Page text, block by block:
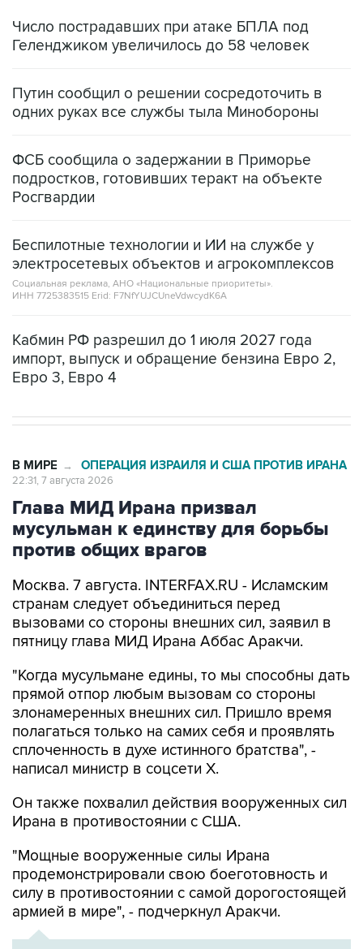
Число пострадавших при атаке БПЛА под
Геленджиком увеличилось до 58 человек
Путин сообщил о решении сосредоточить в
одних руках все службы тыла Минобороны
ФСБ сообщила о задержании в Приморье
подростков, готовивших теракт на объекте
Росгвардии
Беспилотные технологии и ИИ на службе у
электросетевых объектов и агрокомплексов
Социальная реклама, АНО «Национальные приоритеты».
ИНН 7725383515 Erid: F7NfYUJCUneVdwcydK6A
Кабмин РФ разрешил до 1 июля 2027 года
импорт, выпуск и обращение бензина Евро 2,
Евро 3, Евро 4
В МИРЕ → ОПЕРАЦИЯ ИЗРАИЛЯ И США ПРОТИВ ИРАНА
22:31, 7 августа 2026
Глава МИД Ирана призвал
мусульман к единству для борьбы
против общих врагов
Москва. 7 августа. INTERFAX.RU - Исламским
странам следует объединиться перед
вызовами со стороны внешних сил, заявил в
пятницу глава МИД Ирана Аббас Аракчи.
"Когда мусульмане едины, то мы способны дать
прямой отпор любым вызовам со стороны
злонамеренных внешних сил. Пришло время
полагаться только на самих себя и проявлять
сплоченность в духе истинного братства", -
написал министр в соцсети Х.
Он также похвалил действия вооруженных сил
Ирана в противостоянии с США.
"Мощные вооруженные силы Ирана
продемонстрировали свою боеготовность и
силу в противостоянии с самой дорогостоящей
армией в мире", - подчеркнул Аракчи.